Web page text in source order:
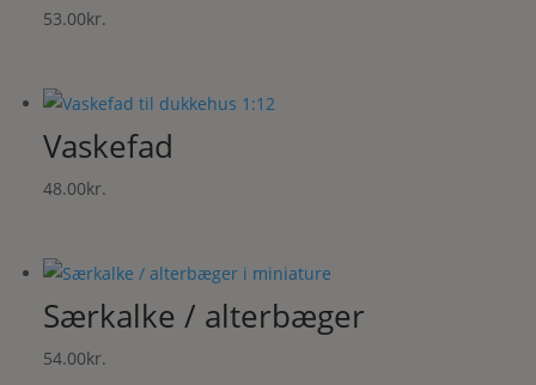
53.00kr.
Vaskefad
48.00kr.
Særkalke / alterbæger
54.00kr.